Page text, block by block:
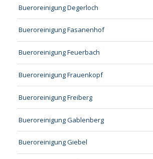
Bueroreinigung Degerloch
Bueroreinigung Fasanenhof
Bueroreinigung Feuerbach
Bueroreinigung Frauenkopf
Bueroreinigung Freiberg
Bueroreinigung Gablenberg
Bueroreinigung Giebel